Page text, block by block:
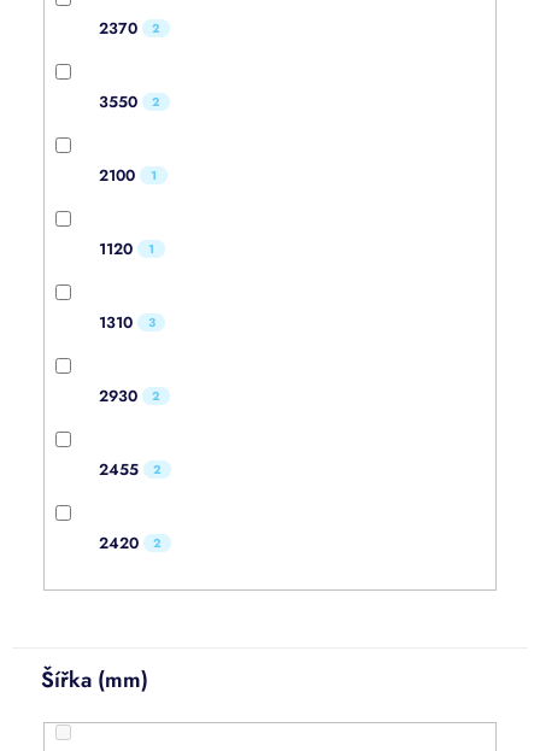
2370 2
3550 2
2100 1
1120 1
1310 3
2930 2
2455 2
2420 2
Šířka (mm)